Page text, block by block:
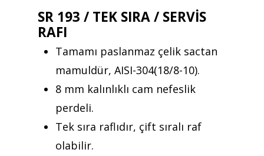
SR 193 / TEK SIRA / SERVİS
RAFI
Tamamı paslanmaz çelik sactan
mamuldür, AISI-304(18/8-10).
8 mm kalınlıklı cam nefeslik
perdeli.
Tek sıra raflıdır, çift sıralı raf
olabilir.